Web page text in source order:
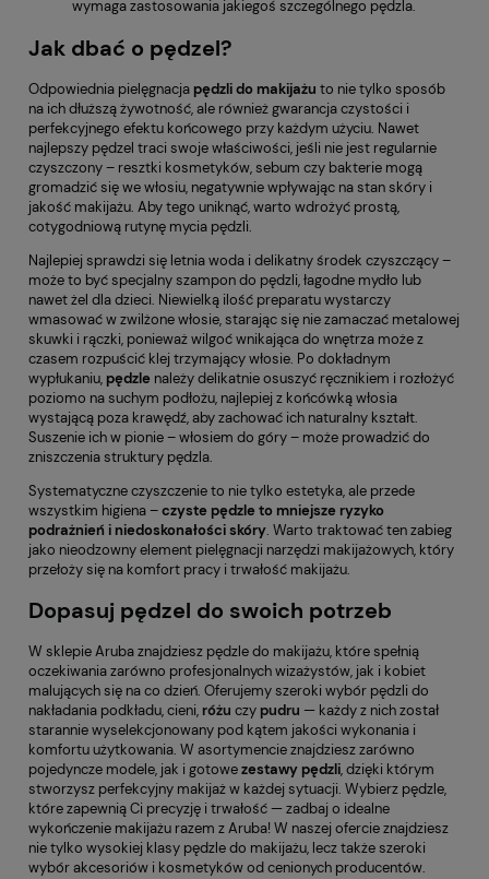
wymaga zastosowania jakiegoś szczególnego pędzla.
Jak dbać o pędzel?
Odpowiednia pielęgnacja pędzlido makijażu to nie tylko sposób
na ich dłuższą żywotność, ale również gwarancja czystości i
perfekcyjnego efektu końcowego przy każdym użyciu. Nawet
najlepszy pędzel traci swoje właściwości, jeśli nie jest regularnie
czyszczony – resztki kosmetyków, sebum czy bakterie mogą
gromadzić się we włosiu, negatywnie wpływając na stan skóry i
jakość makijażu. Aby tego uniknąć, warto wdrożyć prostą,
cotygodniową rutynę mycia pędzli.
Najlepiej sprawdzi się letnia woda i delikatny środek czyszczący –
może to być specjalny szampon do pędzli, łagodne mydło lub
nawet żel dla dzieci. Niewielką ilość preparatu wystarczy
wmasować w zwilżone włosie, starając się nie zamaczać metalowej
skuwki i rączki, ponieważ wilgoć wnikająca do wnętrza może z
czasem rozpuścić klej trzymający włosie. Po dokładnym
wypłukaniu, pędzle należy delikatnie osuszyć ręcznikiem i rozłożyć
poziomo na suchym podłożu, najlepiej z końcówką włosia
wystającą poza krawędź, aby zachować ich naturalny kształt.
Suszenie ich w pionie – włosiem do góry – może prowadzić do
zniszczenia struktury pędzla.
Systematyczne czyszczenie to nie tylko estetyka, ale przede
wszystkim higiena –czyste pędzle to mniejsze ryzyko
podrażnień i niedoskonałości skóry. Warto traktować ten zabieg
jako nieodzowny element pielęgnacji narzędzi makijażowych, który
przełoży się na komfort pracy i trwałość makijażu.
Dopasuj pędzel do swoich potrzeb
W sklepie Aruba znajdziesz pędzle do makijażu, które spełnią
oczekiwania zarówno profesjonalnych wizażystów, jak i kobiet
malujących się na co dzień. Oferujemy szeroki wybór pędzli do
nakładania podkładu, cieni, różu czy pudru — każdy z nich został
starannie wyselekcjonowany pod kątem jakości wykonania i
komfortu użytkowania. W asortymencie znajdziesz zarówno
pojedyncze modele, jak i gotowezestawy pędzli, dzięki którym
stworzysz perfekcyjny makijaż w każdej sytuacji. Wybierz pędzle,
które zapewnią Ci precyzję i trwałość — zadbaj o idealne
wykończenie makijażu razem z Aruba! W naszej ofercie znajdziesz
nie tylko wysokiej klasy pędzle do makijażu, lecz także szeroki
wybór akcesoriów i kosmetyków od cenionych producentów.